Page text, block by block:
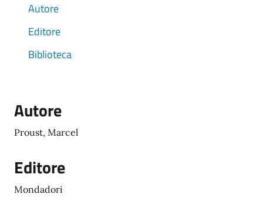
Autore
Editore
Biblioteca
Autore
Proust, Marcel
Editore
Mondadori